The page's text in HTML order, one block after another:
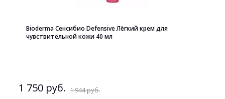
Bioderma Сенсибио Defensive Лёгкий крем для
чувствительной кожи 40 мл
1 750 руб. 1 944 руб.